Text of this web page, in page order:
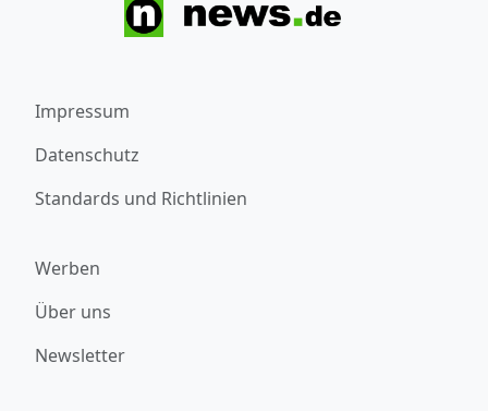
Impressum
Datenschutz
Standards und Richtlinien
Werben
Über uns
Newsletter